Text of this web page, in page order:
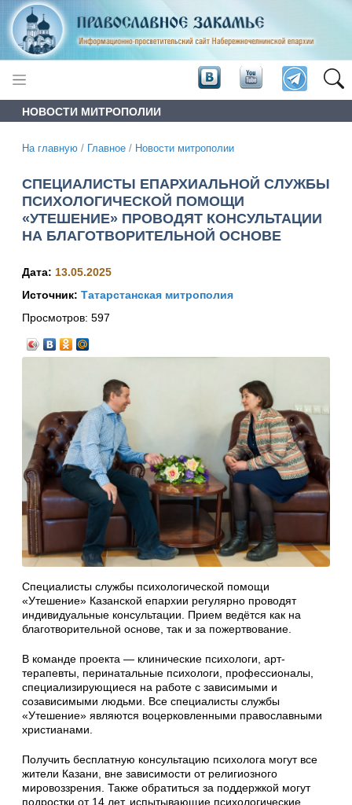
НОВОСТИ МИТРОПОЛИИ
На главную / Главное / Новости митрополии
СПЕЦИАЛИСТЫ ЕПАРХИАЛЬНОЙ СЛУЖБЫ
ПСИХОЛОГИЧЕСКОЙ ПОМОЩИ
«УТЕШЕНИЕ» ПРОВОДЯТ КОНСУЛЬТАЦИИ
НА БЛАГОТВОРИТЕЛЬНОЙ ОСНОВЕ
Дата: 13.05.2025
Источник: Татарстанская митрополия
Просмотров: 597
Специалисты службы психологической помощи
«Утешение» Казанской епархии регулярно проводят
индивидуальные консультации. Прием ведётся как на
благотворительной основе, так и за пожертвование.
В команде проекта — клинические психологи, арт-
терапевты, перинатальные психологи, профессионалы,
специализирующиеся на работе с зависимыми и
созависимыми людьми. Все специалисты службы
«Утешение» являются воцерковленными православными
христианами.
Получить бесплатную консультацию психолога могут все
жители Казани, вне зависимости от религиозного
мировоззрения. Также обратиться за поддержкой могут
подростки от 14 лет, испытывающие психологические